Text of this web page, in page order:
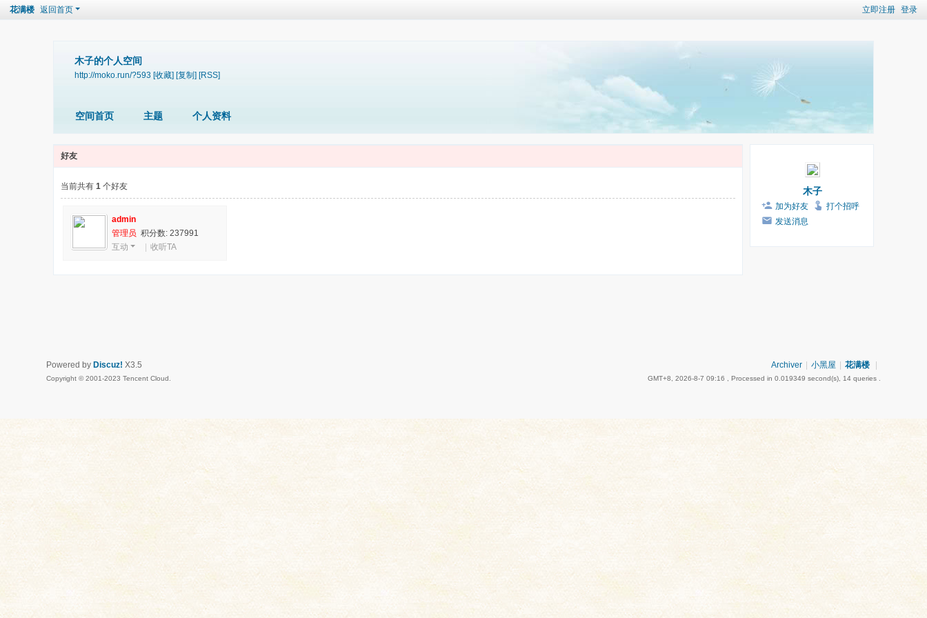
立即注册 登录
花满楼 返回首页
木子的个人空间
http://moko.run/?593 [收藏] [复制] [RSS]
空间首页 主题 个人资料
好友
当前共有 1 个好友
admin
管理员 积分数: 237991
互动
收听TA
木子
加为好友
打个招呼
发送消息
Archiver 小黑屋 花满楼
GMT+8, 2026-8-7 09:16 , Processed in 0.019349 second(s), 14 queries .
Powered by Discuz! X3.5
Copyright © 2001-2023 Tencent Cloud.